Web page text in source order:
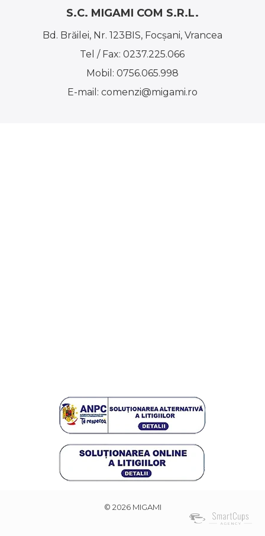
S.C. MIGAMI COM S.R.L.
Bd. Brăilei, Nr. 123BIS, Focşani, Vrancea
Tel / Fax:0237.225.066
Mobil: 0756.065.998
E-mail: comenzi@migami.ro
© 2026 MIGAMI